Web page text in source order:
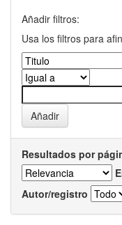
Añadir filtros:
Usa los filtros para
Resultados por
Autor/registro